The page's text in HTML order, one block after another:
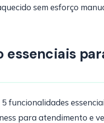
sem esforço
essenciais
funcionalidades
para atendimento e